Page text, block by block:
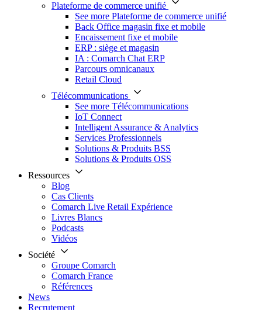
Plateforme de commerce unifié
See more Plateforme de commerce unifié
Back Office magasin fixe et mobile
Encaissement fixe et mobile
ERP : siège et magasin
IA : Comarch Chat ERP
Parcours omnicanaux
Retail Cloud
Télécommunications
See more Télécommunications
IoT Connect
Intelligent Assurance & Analytics
Services Professionnels
Solutions & Produits BSS
Solutions & Produits OSS
Ressources
Blog
Cas Clients
Comarch Live Retail Expérience
Livres Blancs
Podcasts
Vidéos
Société
Groupe Comarch
Comarch France
Références
News
Recrutement